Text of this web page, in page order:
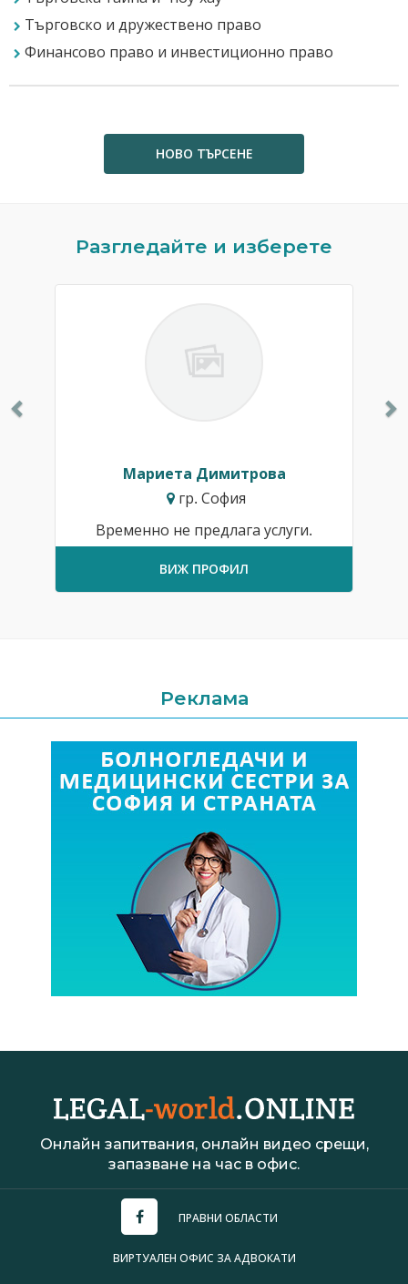
Търговско и дружествено право
Финансово право и инвестиционно право
НОВО ТЪРСЕНЕ
Разгледайте и изберете
Мариета Димитрова
гр. София
Временно не предлага услуги.
ВИЖ ПРОФИЛ
Реклама
Онлайн запитвания, онлайн видео срещи,
запазване на час в офис.
ПРАВНИ ОБЛАСТИ
ВИРТУАЛЕН ОФИС ЗА АДВОКАТИ